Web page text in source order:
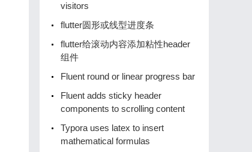
visitors
flutter圆形或线型进度条
flutter给滚动内容添加粘性header
组件
Fluent round or linear progress bar
Fluent adds sticky header
components to scrolling content
Typora uses latex to insert
mathematical formulas